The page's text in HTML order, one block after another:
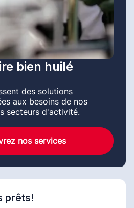
bien huilé
des solutions
aux besoins de nos
secteurs d'activité.
nos services
prêts!